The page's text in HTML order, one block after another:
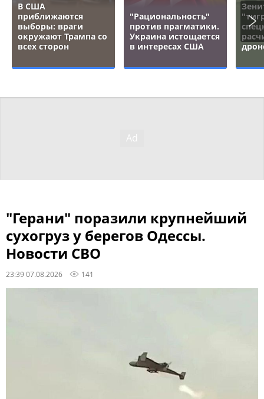
В США
приближаются
выборы: враги
окружают Трампа со
всех сторон
"Рациональность"
против прагматики.
Украина истощается
в интересах США
"Герани" поразили крупнейший
сухогруз у берегов Одессы.
Новости СВО
23:39 07.08.2026 141